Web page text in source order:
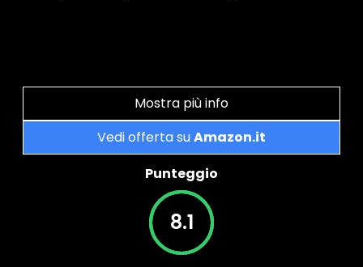
Mostra più info
Vedi offerta suAmazon.it
Punteggio
8.1